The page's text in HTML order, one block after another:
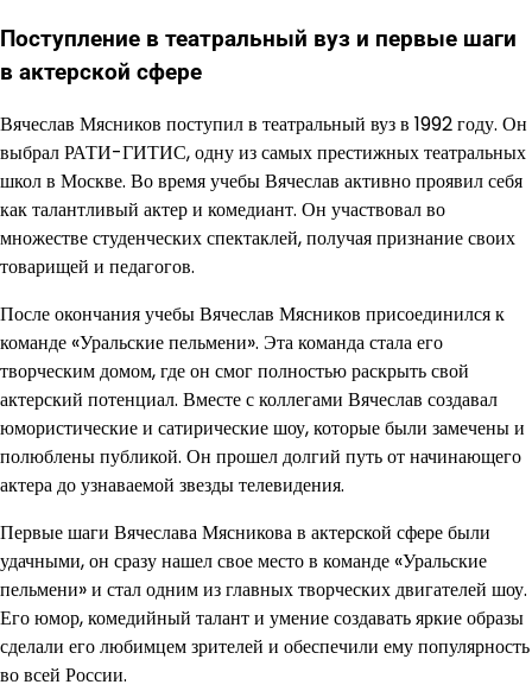
Поступление в театральный вуз и первые шаги
в актерской сфере
Вячеслав Мясников поступил в театральный вуз в 1992 году. Он
выбрал РАТИ-ГИТИС, одну из самых престижных театральных
школ в Москве. Во время учебы Вячеслав активно проявил себя
как талантливый актер и комедиант. Он участвовал во
множестве студенческих спектаклей, получая признание своих
товарищей и педагогов.
После окончания учебы Вячеслав Мясников присоединился к
команде «Уральские пельмени». Эта команда стала его
творческим домом, где он смог полностью раскрыть свой
актерский потенциал. Вместе с коллегами Вячеслав создавал
юмористические и сатирические шоу, которые были замечены и
полюблены публикой. Он прошел долгий путь от начинающего
актера до узнаваемой звезды телевидения.
Первые шаги Вячеслава Мясникова в актерской сфере были
удачными, он сразу нашел свое место в команде «Уральские
пельмени» и стал одним из главных творческих двигателей шоу.
Его юмор, комедийный талант и умение создавать яркие образы
сделали его любимцем зрителей и обеспечили ему популярность
во всей России.